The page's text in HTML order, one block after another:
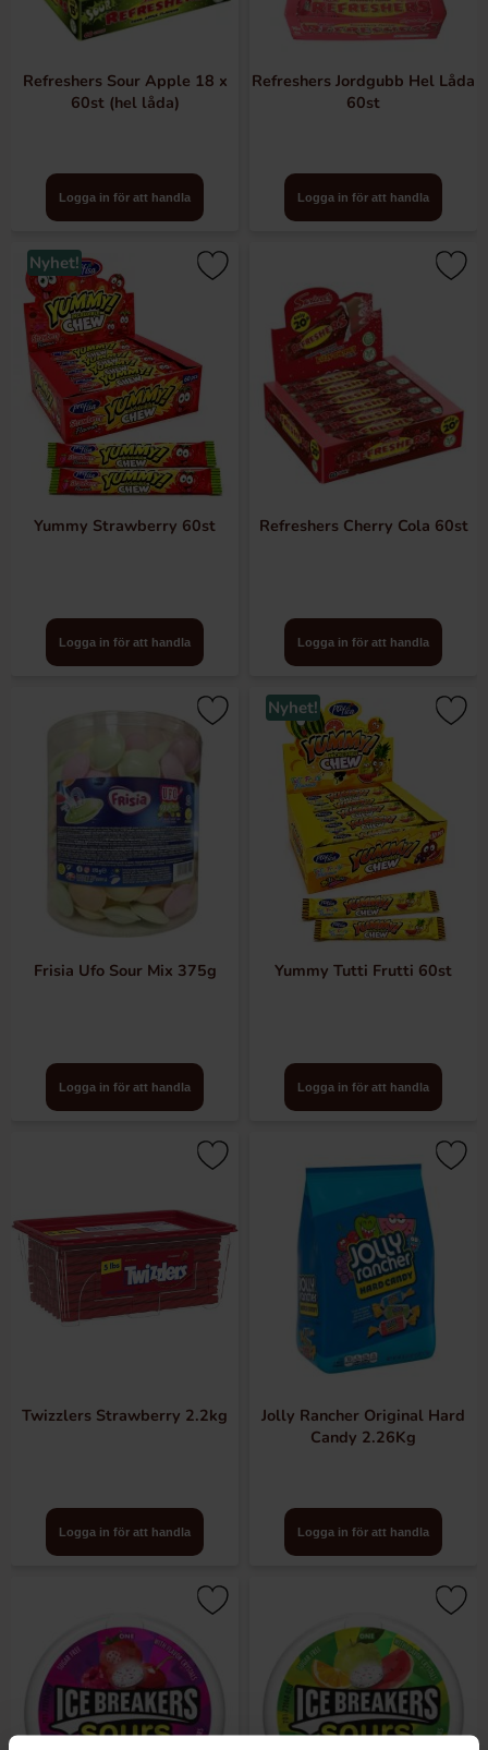
Refreshers Sour Apple 18 x
60st (hel låda)
Logga in för att handla
Refreshers Jordgubb Hel Låda
60st
Logga in för att handla
Nyhet!
Yummy Strawberry 60st
Logga in för att handla
Refreshers Cherry Cola 60st
Logga in för att handla
Frisia Ufo Sour Mix 375g
Logga in för att handla
Nyhet!
Yummy Tutti Frutti 60st
Logga in för att handla
Twizzlers Strawberry 2.2kg
Logga in för att handla
Jolly Rancher Original Hard
Candy 2.26Kg
Logga in för att handla